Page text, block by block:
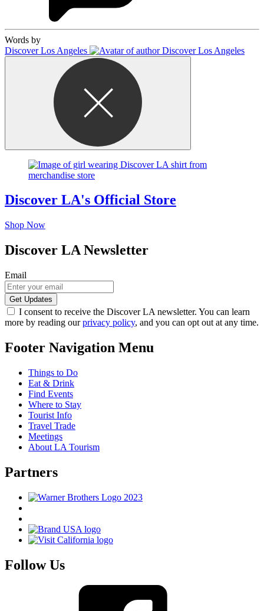
Words by
Discover Los Angeles
Discover LA's Official Store
Shop Now
Discover LA Newsletter
Email
I consent to receive the Discover LA newsletter. You can learn
more by reading ourprivacy policy, and you can opt out at any time.
Footer Navigation Menu
Things to Do
Eat & Drink
Find Events
Where to Stay
Tourist Info
Travel Trade
Meetings
About LA Tourism
Partners
Follow Us